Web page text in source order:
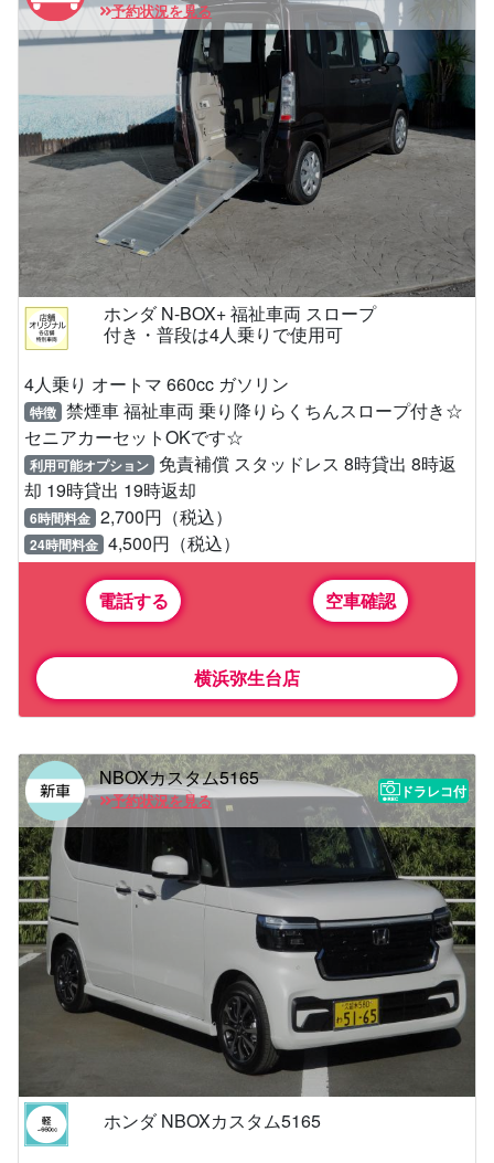
予約状況を見る
ホンダ N-BOX+ 福祉車両 スロープ
付き・普段は4人乗りで使用可
4人乗り オートマ 660cc ガソリン
特徴 禁煙車 福祉車両 乗り降りらくちんスロープ付き☆
セニアカーセットOKです☆
利用可能オプション 免責補償 スタッドレス 8時貸出 8時返
却 19時貸出 19時返却
6時間料金 2,700円（税込）
24時間料金 4,500円（税込）
電話する 空車確認
横浜弥生台店
NBOXカスタム5165
予約状況を見る
ドラレコ付
ホンダ NBOXカスタム5165